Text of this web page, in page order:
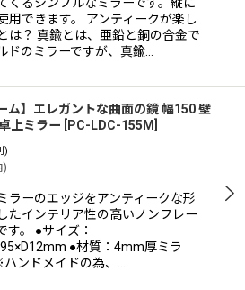
用できます。 アンティークが楽し
は？ 真鍮とは、亜鉛と銅の合金で
ドのミラーですが、真鍮…
ム】エレガントな曲面の鏡 幅150 壁
上ミラー
PC-LDC-155M
)
)
ラーのエッジをアンティークな形
たインテリア性の高いノンフレー
す。 ●サイズ：
●材質：4mm厚ミラ
ンドメイドの為、…